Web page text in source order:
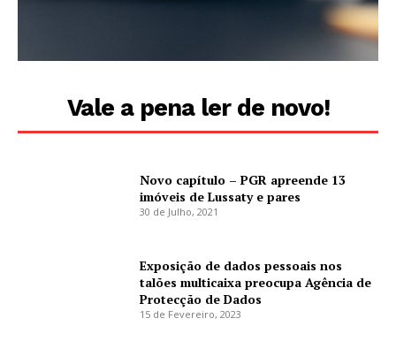
Vale a pena ler de novo!
Novo capítulo – PGR apreende 13
imóveis de Lussaty e pares
30 de Julho, 2021
Exposição de dados pessoais nos
talões multicaixa preocupa Agência de
Protecção de Dados
15 de Fevereiro, 2023